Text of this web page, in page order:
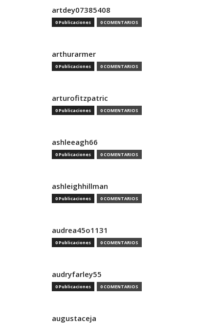
artdey07385408
0 Publicaciones 0 COMENTARIOS
arthurarmer
0 Publicaciones 0 COMENTARIOS
arturofitzpatric
0 Publicaciones 0 COMENTARIOS
ashleeagh66
0 Publicaciones 0 COMENTARIOS
ashleighhillman
0 Publicaciones 0 COMENTARIOS
audrea45o1131
0 Publicaciones 0 COMENTARIOS
audryfarley55
0 Publicaciones 0 COMENTARIOS
augustaceja